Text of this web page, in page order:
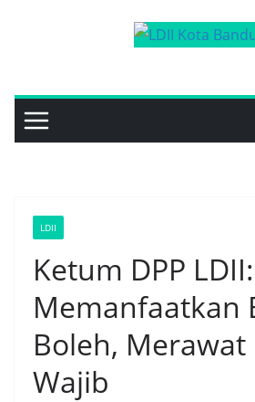
LDII
Ketum DPP LDII:
Memanfaatkan
Boleh,
Wajib